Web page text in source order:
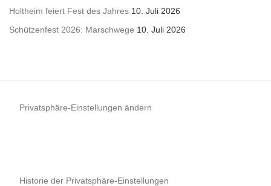
Holtheim feiert Fest des Jahres 10. Juli 2026
Schützenfest 2026: Marschwege 10. Juli 2026
Privatsphäre-Einstellungen ändern
Historie der Privatsphäre-Einstellungen